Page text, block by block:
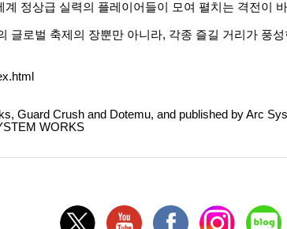
정상급 실력의 플레이어들이 모여 펼치는 격전이
글로벌 축제의 장뿐만 아니라, 각종 즐길 거리가 풍
Guard Crush and Dotemu, and published by Arc
WORKS